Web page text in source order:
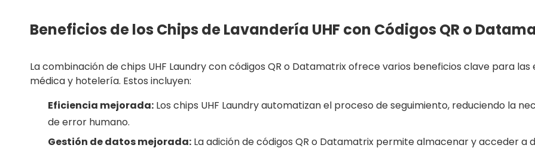
Beneficios de los Chips de Lavandería UHF con Códigos QR o
La combinación de chips UHF Laundry con códigos QR o Datamatrix ofrece varios beneficios clave para
médica y hotelería. Estos incluyen:
Eficiencia mejorada: Los chips UHF Laundry automatizan el proceso de seguimiento, reduciendo la
de error humano.
Gestión de datos mejorada: La adición de códigos QR o Datamatrix permite almacenar y acceder a